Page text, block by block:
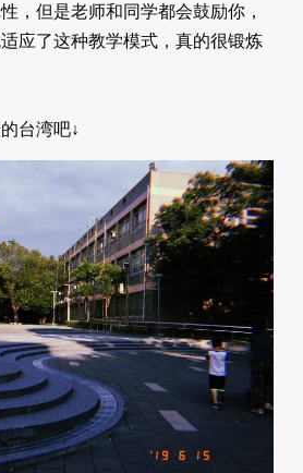
，但是老师和同学都会鼓励你，
应了这种教学模式，真的很锻炼
台湾吧↓